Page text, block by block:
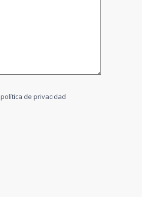
política de privacidad